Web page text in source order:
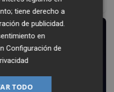
para 2026
tiene derecho a
de publicidad.
en
Configuración de
TODO